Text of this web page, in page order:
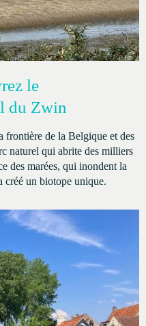
le
du Zwin
frontière de la Belgique et des
naturel qui abrite des milliers
des marées, qui inondent la
créé un biotope unique.